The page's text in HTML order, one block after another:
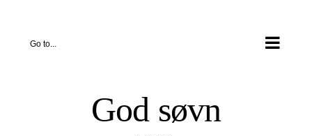
content
Go to...
God søvn